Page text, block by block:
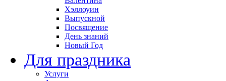
Хэллоуин
Выпускной
Посвящение
День знаний
Новый Год
Для праздника
Услуги